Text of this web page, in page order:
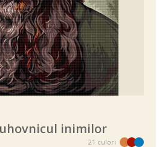
inimilor
21 culori